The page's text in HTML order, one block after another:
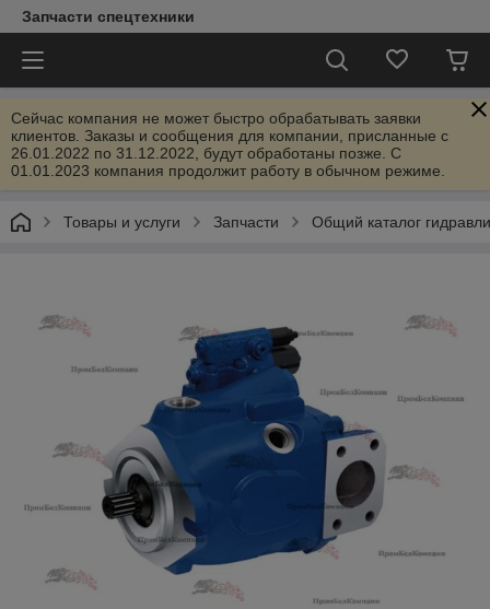
Запчасти спецтехники
Сейчас компания не может быстро обрабатывать заявки
клиентов. Заказы и сообщения для компании, присланные с
26.01.2022 по 31.12.2022, будут обработаны позже. С
01.01.2023 компания продолжит работу в обычном режиме.
Товары и услуги Запчасти Общий каталог